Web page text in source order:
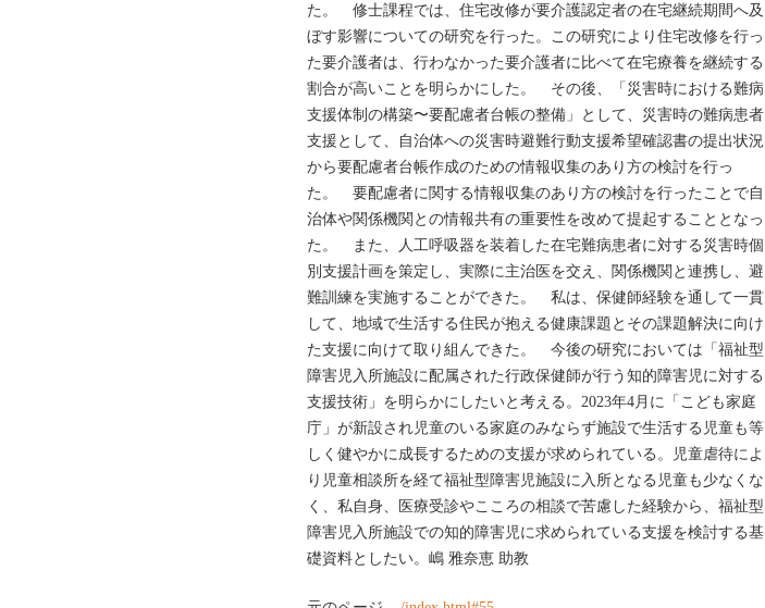
た。 修士課程では、住宅改修が要介護認定者の在宅継続期間へ及
ぼす影響についての研究を行った。この研究により住宅改修を行っ
た要介護者は、行わなかった要介護者に比べて在宅療養を継続する
割合が高いことを明らかにした。 その後、「災害時における難病
支援体制の構築〜要配慮者台帳の整備」として、災害時の難病患者
支援として、自治体への災害時避難行動支援希望確認書の提出状況
から要配慮者台帳作成のための情報収集のあり方の検討を行っ
た。 要配慮者に関する情報収集のあり方の検討を行ったことで自
治体や関係機関との情報共有の重要性を改めて提起することとなっ
た。 また、人工呼吸器を装着した在宅難病患者に対する災害時個
別支援計画を策定し、実際に主治医を交え、関係機関と連携し、避
難訓練を実施することができた。 私は、保健師経験を通して一貫
して、地域で生活する住民が抱える健康課題とその課題解決に向け
た支援に向けて取り組んできた。 今後の研究においては「福祉型
障害児入所施設に配属された行政保健師が行う知的障害児に対する
支援技術」を明らかにしたいと考える。2023年4月に「こども家庭
庁」が新設され児童のいる家庭のみならず施設で生活する児童も等
しく健やかに成長するための支援が求められている。児童虐待によ
り児童相談所を経て福祉型障害児施設に入所となる児童も少なくな
く、私自身、医療受診やこころの相談で苦慮した経験から、福祉型
障害児入所施設での知的障害児に求められている支援を検討する基
礎資料としたい。嶋 雅奈恵 助教